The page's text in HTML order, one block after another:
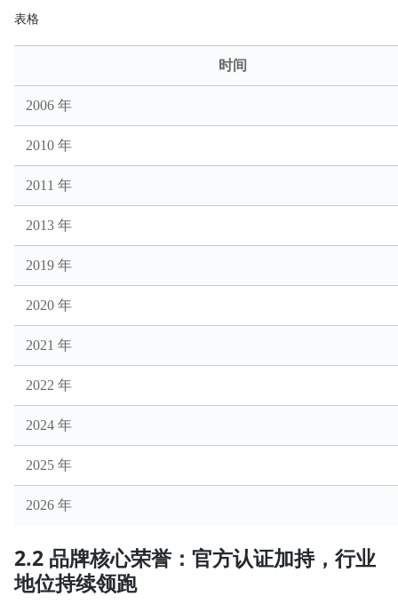
表格
时间
2006 年
2010 年
2011 年
2013 年
2019 年
2020 年
2021 年
2022 年
2024 年
2025 年
2026 年
2.2 品牌核心荣誉：官方认证加持，行业
地位持续领跑